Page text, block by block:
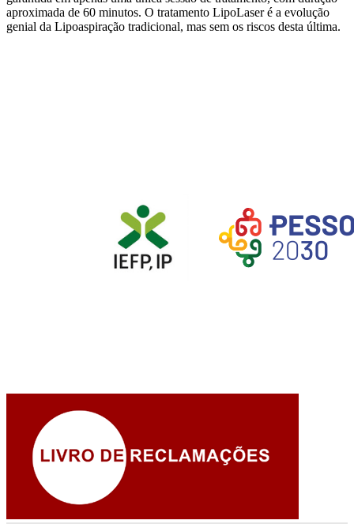
aproximada de 60 minutos. O tratamento LipoLaser é a evolução
genial da Lipoaspiração tradicional, mas sem os riscos desta última.